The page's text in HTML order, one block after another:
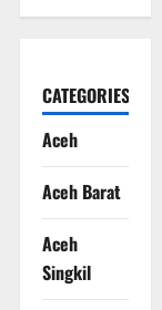
CATEGORIES
Aceh
Aceh Barat
Aceh
Singkil